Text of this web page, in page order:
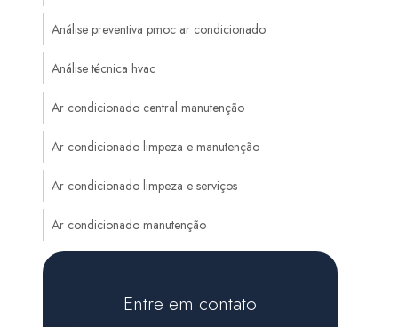
Análise preventiva pmoc ar condicionado
Análise técnica hvac
Ar condicionado central manutenção
Ar condicionado limpeza e manutenção
Ar condicionado limpeza e serviços
Ar condicionado manutenção
Auditoria de sistemas hvacEntre em contato